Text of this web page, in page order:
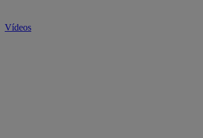
Vídeos